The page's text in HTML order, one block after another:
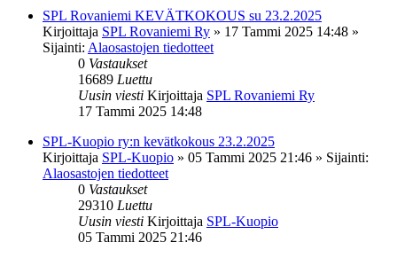
SPL Rovaniemi KEVÄTKOKOUS su 23.2.2025
Kirjoittaja SPL Rovaniemi Ry » 17 Tammi 2025 14:48 »
Sijainti: Alaosastojen tiedotteet
0 Vastaukset
16689 Luettu
Uusin viesti Kirjoittaja SPL Rovaniemi Ry
17 Tammi 2025 14:48
SPL-Kuopio ry:n kevätkokous 23.2.2025
Kirjoittaja SPL-Kuopio » 05 Tammi 2025 21:46 » Sijainti:
Alaosastojen tiedotteet
0 Vastaukset
29310 Luettu
Uusin viesti Kirjoittaja SPL-Kuopio
05 Tammi 2025 21:46